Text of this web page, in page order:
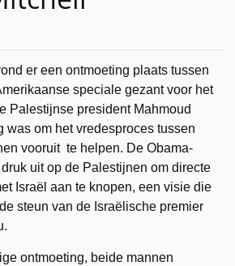
er een ontmoeting plaats tussen
speciale gezant voor het
Palestijnse president Mahmoud
was om het vredesproces tussen
vooruit te helpen. De Obama-
uit op de Palestijnen om directe
Israël aan te knopen, een visie die
steun van de Israëlische premier
ontmoeting, beide mannen